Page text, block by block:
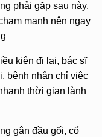
phải gặp sau này.
mạnh nên ngay
kiện đi lại, bác sĩ
bệnh nhân chỉ việc
thời gian lành
gân đầu gối, cổ